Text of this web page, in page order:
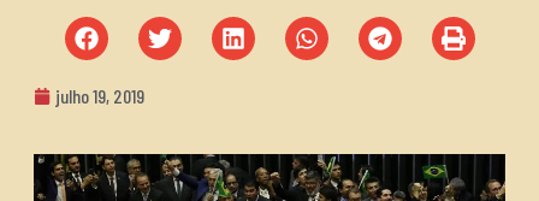
julho 19, 2019